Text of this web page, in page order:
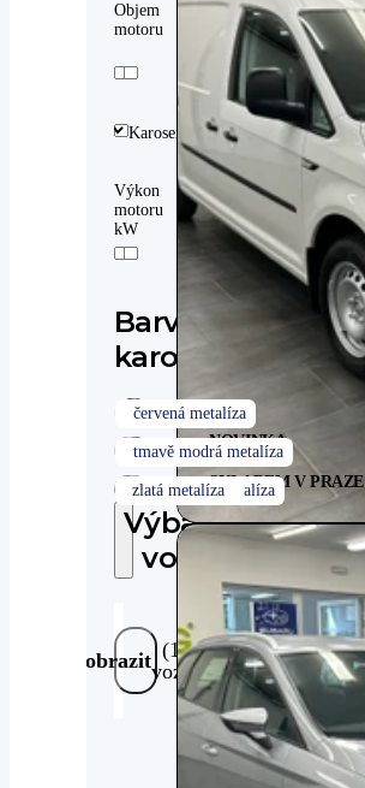
Objem
motoru
Karoserie
Výkon
motoru
kW
Barva
karoserie
Výbava
vozu
Zobrazit (11
vozů)
NOVINKA
SKLADEM V PRAZE